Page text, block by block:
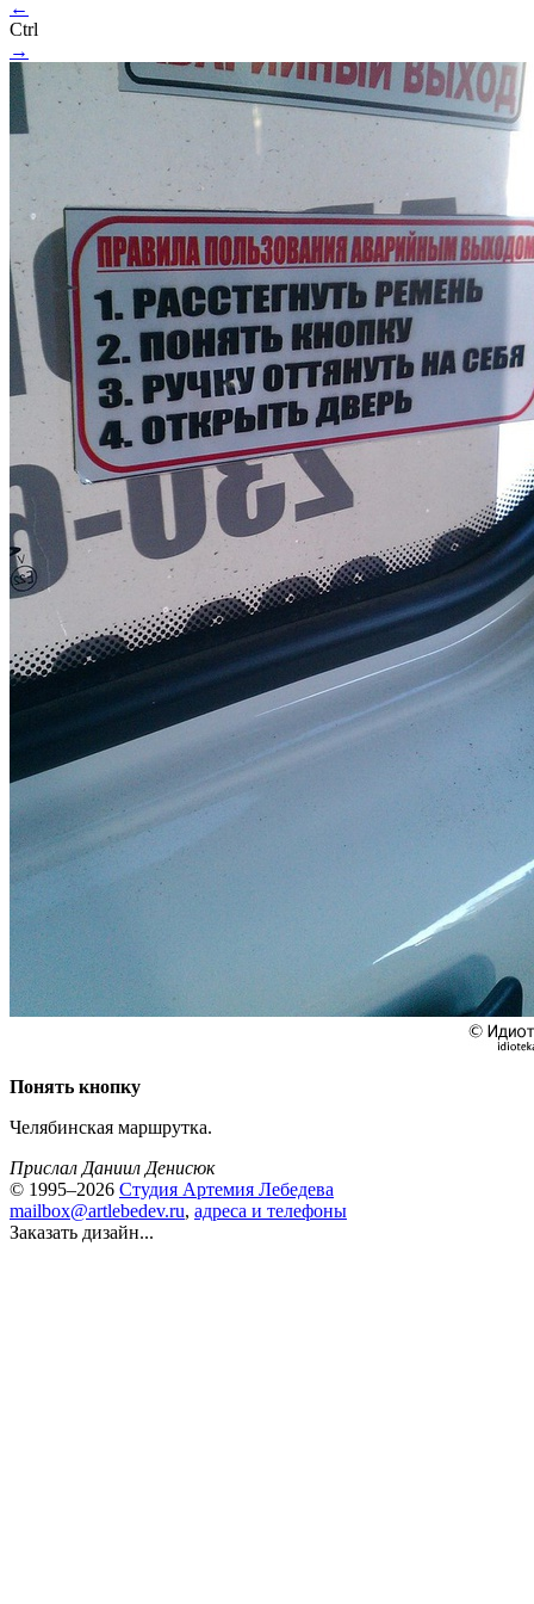
←
Ctrl
→
Понять кнопку
Челябинская маршрутка.
Прислал Даниил Денисюк
© 1995–2026 Студия Артемия Лебедева
mailbox@artlebedev.ru, адреса и телефоны
Заказать дизайн...